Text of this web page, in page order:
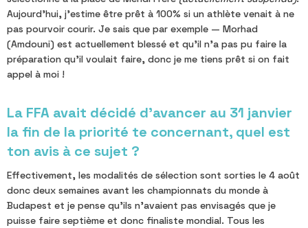
Aujourd'hui, j'estime être prêt à 100% si un athlète venait à ne
pas pourvoir courir. Je sais que par exemple — Morhad
(Amdouni) est actuellement blessé et qu'il n'a pas pu faire la
préparation qu'il voulait faire, donc je me tiens prêt si on fait
appel à moi !
La FFA avait décidé d'avancer au 31 janvier
la fin de la priorité te concernant, quel est
ton avis à ce sujet ?
Effectivement, les modalités de sélection sont sorties le 4 août
donc deux semaines avant les championnats du monde à
Budapest et je pense qu'ils n'avaient pas envisagés que je
puisse faire septième et donc finaliste mondial. Tous les